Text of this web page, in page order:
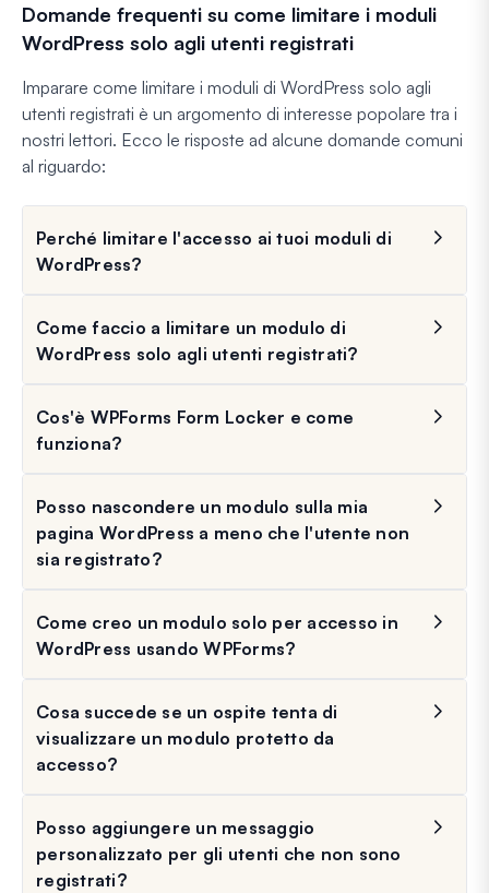
Domande frequenti su come limitare i moduli
WordPress solo agli utenti registrati
Imparare come limitare i moduli di WordPress solo agli
utenti registrati è un argomento di interesse popolare tra i
nostri lettori. Ecco le risposte ad alcune domande comuni
al riguardo:
Perché limitare l'accesso ai tuoi moduli di
WordPress?
Come faccio a limitare un modulo di
WordPress solo agli utenti registrati?
Cos'è WPForms Form Locker e come
funziona?
Posso nascondere un modulo sulla mia
pagina WordPress a meno che l'utente non
sia registrato?
Come creo un modulo solo per accesso in
WordPress usando WPForms?
Cosa succede se un ospite tenta di
visualizzare un modulo protetto da
accesso?
Posso aggiungere un messaggio
personalizzato per gli utenti che non sono
registrati?